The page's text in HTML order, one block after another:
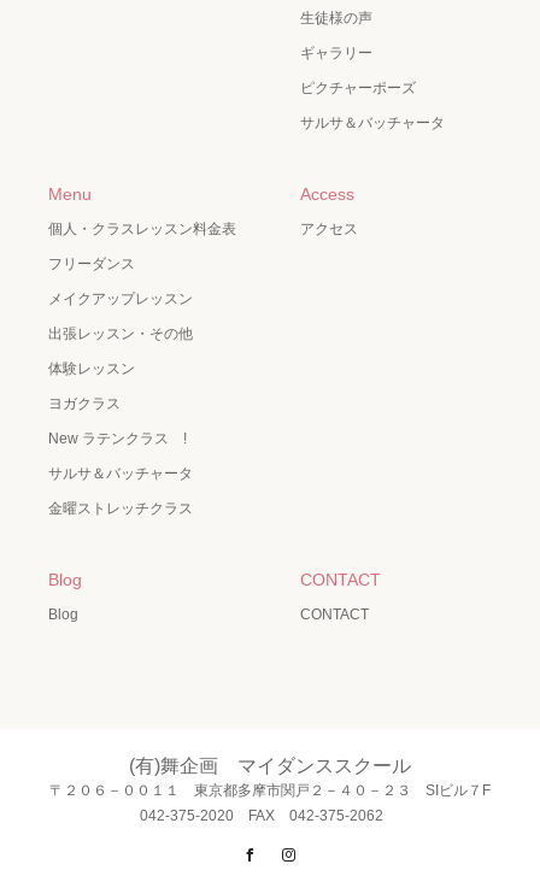
生徒様の声
ギャラリー
ピクチャーポーズ
サルサ＆バッチャータ
Menu
個人・クラスレッスン料金表
フリーダンス
メイクアップレッスン
出張レッスン・その他
体験レッスン
ヨガクラス
New ラテンクラス !
サルサ＆バッチャータ
金曜ストレッチクラス
Access
アクセス
Blog
Blog
CONTACT
CONTACT
(有)舞企画 マイダンススクール
〒２０６－００１１ 東京都多摩市関戸２－４０－２３ SIビル７F
042-375-2020 FAX 042-375-2062
Facebook